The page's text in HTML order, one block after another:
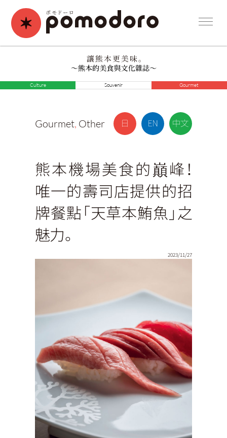
Culture Souvenir Gourmet
Gourmet, Other
熊本機場美食的巔峰！
唯一的壽司店提供的招
牌餐點「天草本鮪魚」之
魅力。
2023/11/27